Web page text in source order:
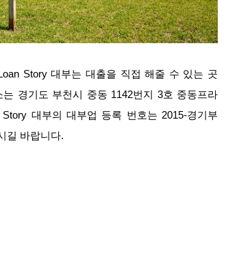
Story 대부는 대출을 직접 해줄 수 있는 곳
경기도 부천시 중동 1142번지 3호 중동프라
대부의 대부업 등록 번호는 2015-경기부
길 바랍니다.